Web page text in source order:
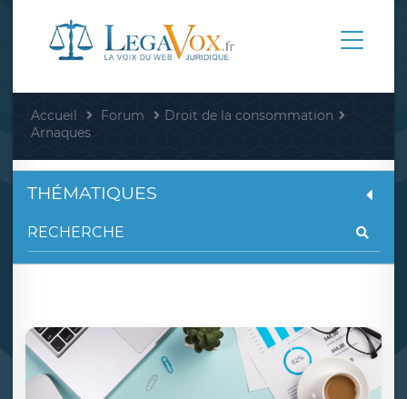
Accueil Forum
Droit de la consommation
Arnaques
THÉMATIQUES